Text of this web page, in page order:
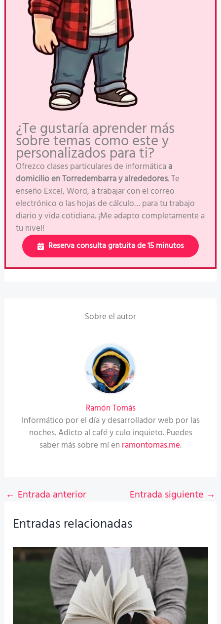
¿Te gustaría aprender más
sobre temas como este y
personalizados para ti?
Ofrezco clases particulares de informáticaa
domicilio en Torredembarra y alrededores. Te
enseño Excel, Word, a trabajar con el correo
electrónico o las hojas de cálculo… para tu trabajo
diario y vida cotidiana. ¡Me adapto completamente a
tu nivel!
Reserva consulta gratuita de 15 minutos
Sobre el autor
Ramón Tomás
Informático por el día y desarrollador web por las
noches. Adicto al café y culo inquieto. Puedes
saber más sobre mí en ramontomas.me.
← Entrada anterior Entrada siguiente →
Entradas relacionadas